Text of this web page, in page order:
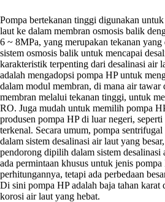
Pompa bertekanan tinggi digunakan
laut ke dalam membran osmosis balik
6 ~ 8MPa, yang merupakan tekanan
sistem osmosis balik untuk mencapai
karakteristik terpenting dari desalinasi air
adalah mengadopsi pompa HP untuk
dalam modul membran, di mana air tawar
membran melalui tekanan tinggi, untuk
RO. Juga mudah untuk memilih pompa
produsen pompa HP di luar negeri,
terkenal. Secara umum, pompa
dalam sistem desalinasi air laut yang
pendorong dipilih dalam sistem
ada permintaan khusus untuk jenis pompa
perhitungannya, tetapi ada perbedaan
Di sini pompa HP adalah baja tahan karat
korosi air laut yang hebat.